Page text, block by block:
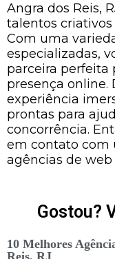
Angra dos Reis,
talentos
Com uma
especializadas,
parceira perfeita
presença online.
experiência
prontas para
concorrência.
em contato com
agências de web
Gostou?
10 Melhores
Reis, RJ